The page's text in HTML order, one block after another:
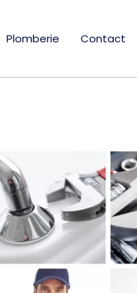
Plomberie Contact